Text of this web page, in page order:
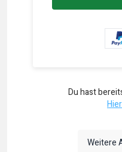
Du hast
Weitere